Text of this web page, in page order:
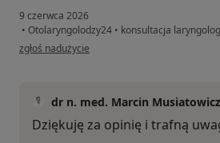
9 czerwca 2026
• Otolaryngolodzy24 • konsultacja
w opinii użytkownika A
zgłoś nadużycie
dr n. med. Marcin Musiatowicz
Dziękuję za opinię i trafną